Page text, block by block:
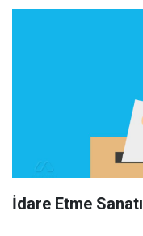
İdare Etme Sanatı